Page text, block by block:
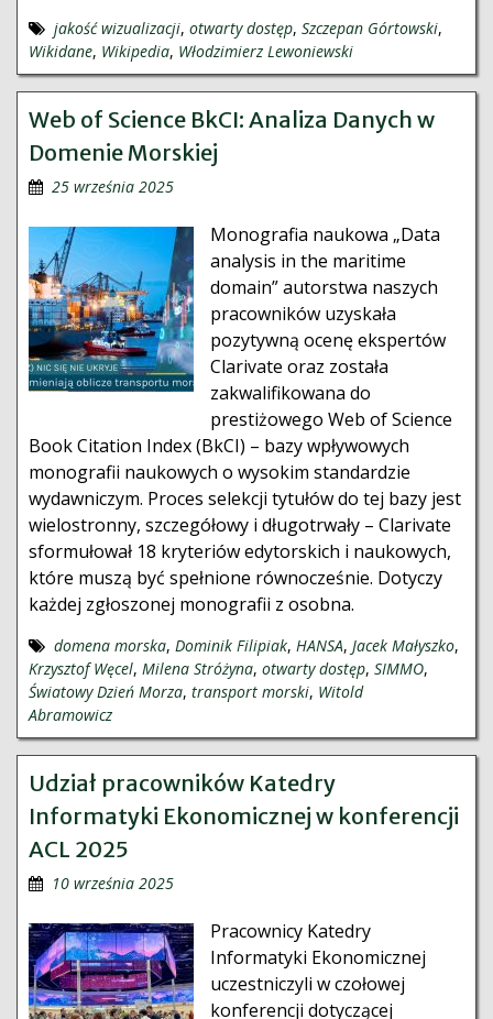
jakość wizualizacji, otwarty dostęp, Szczepan Górtowski,
Wikidane, Wikipedia, Włodzimierz Lewoniewski
Web of Science BkCI: Analiza Danych w
Domenie Morskiej
25 września 2025
Monografia naukowa „Data
analysis in the maritime
domain” autorstwa naszych
pracowników uzyskała
pozytywną ocenę ekspertów
Clarivate oraz została
zakwalifikowana do
prestiżowego Web of Science
Book Citation Index (BkCI) – bazy wpływowych
monografii naukowych o wysokim standardzie
wydawniczym. Proces selekcji tytułów do tej bazy jest
wielostronny, szczegółowy i długotrwały – Clarivate
sformułował 18 kryteriów edytorskich i naukowych,
które muszą być spełnione równocześnie. Dotyczy
każdej zgłoszonej monografii z osobna.
domena morska, Dominik Filipiak, HANSA, Jacek Małyszko,
Krzysztof Węcel, Milena Stróżyna, otwarty dostęp, SIMMO,
Światowy Dzień Morza, transport morski, Witold
Abramowicz
Udział pracowników Katedry
Informatyki Ekonomicznej w konferencji
ACL 2025
10 września 2025
Pracownicy Katedry
Informatyki Ekonomicznej
uczestniczyli w czołowej
konferencji dotyczącej